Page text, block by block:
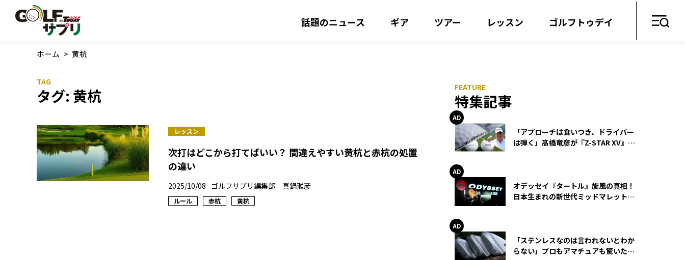
話題のニュース ギア ツアー レッスン ゴルフトゥデイ
ホーム > 黄杭
タグ: 黄杭
レッスン
次打はどこから打てばいい？ 間違えやすい黄杭と赤杭の処置
の違い
2025/10/08 ゴルフサプリ編集部 真鍋雅彦
ルール 赤杭 黄杭
特集記事
「アプローチは食いつき、ドライバー
は弾く」髙橋竜彦が『Z-STAR XV』を
オデッセイ『タートル』旋風の真相！
日本生まれの新世代ミッドマレットが
「ステンレスなのは言われないとわか
らない」プロもアマチュアも驚いた